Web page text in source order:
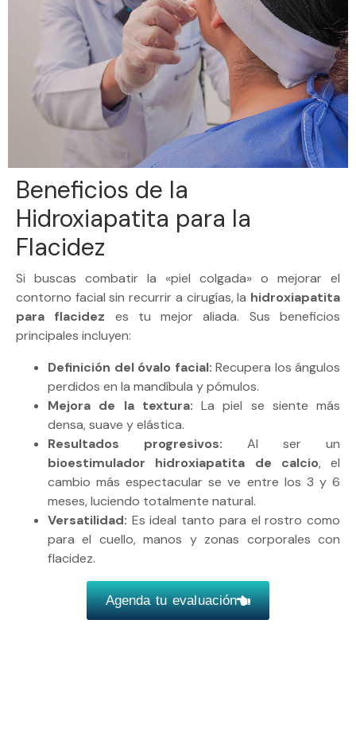
Beneficios de la
Hidroxiapatita para la
Flacidez
Si buscas combatir la «piel colgada» o mejorar el
contorno facial sin recurrir a cirugías, la hidroxiapatita
para flacidez es tu mejor aliada. Sus beneficios
principales incluyen:
Definición del óvalo facial: Recupera los ángulos
perdidos en la mandíbula y pómulos.
Mejora de la textura: La piel se siente más
densa, suave y elástica.
Resultados progresivos: Al ser un
bioestimulador hidroxiapatita de calcio, el
cambio más espectacular se ve entre los 3 y 6
meses, luciendo totalmente natural.
Versatilidad: Es ideal tanto para el rostro como
para el cuello, manos y zonas corporales con
flacidez.
Agenda tu evaluación